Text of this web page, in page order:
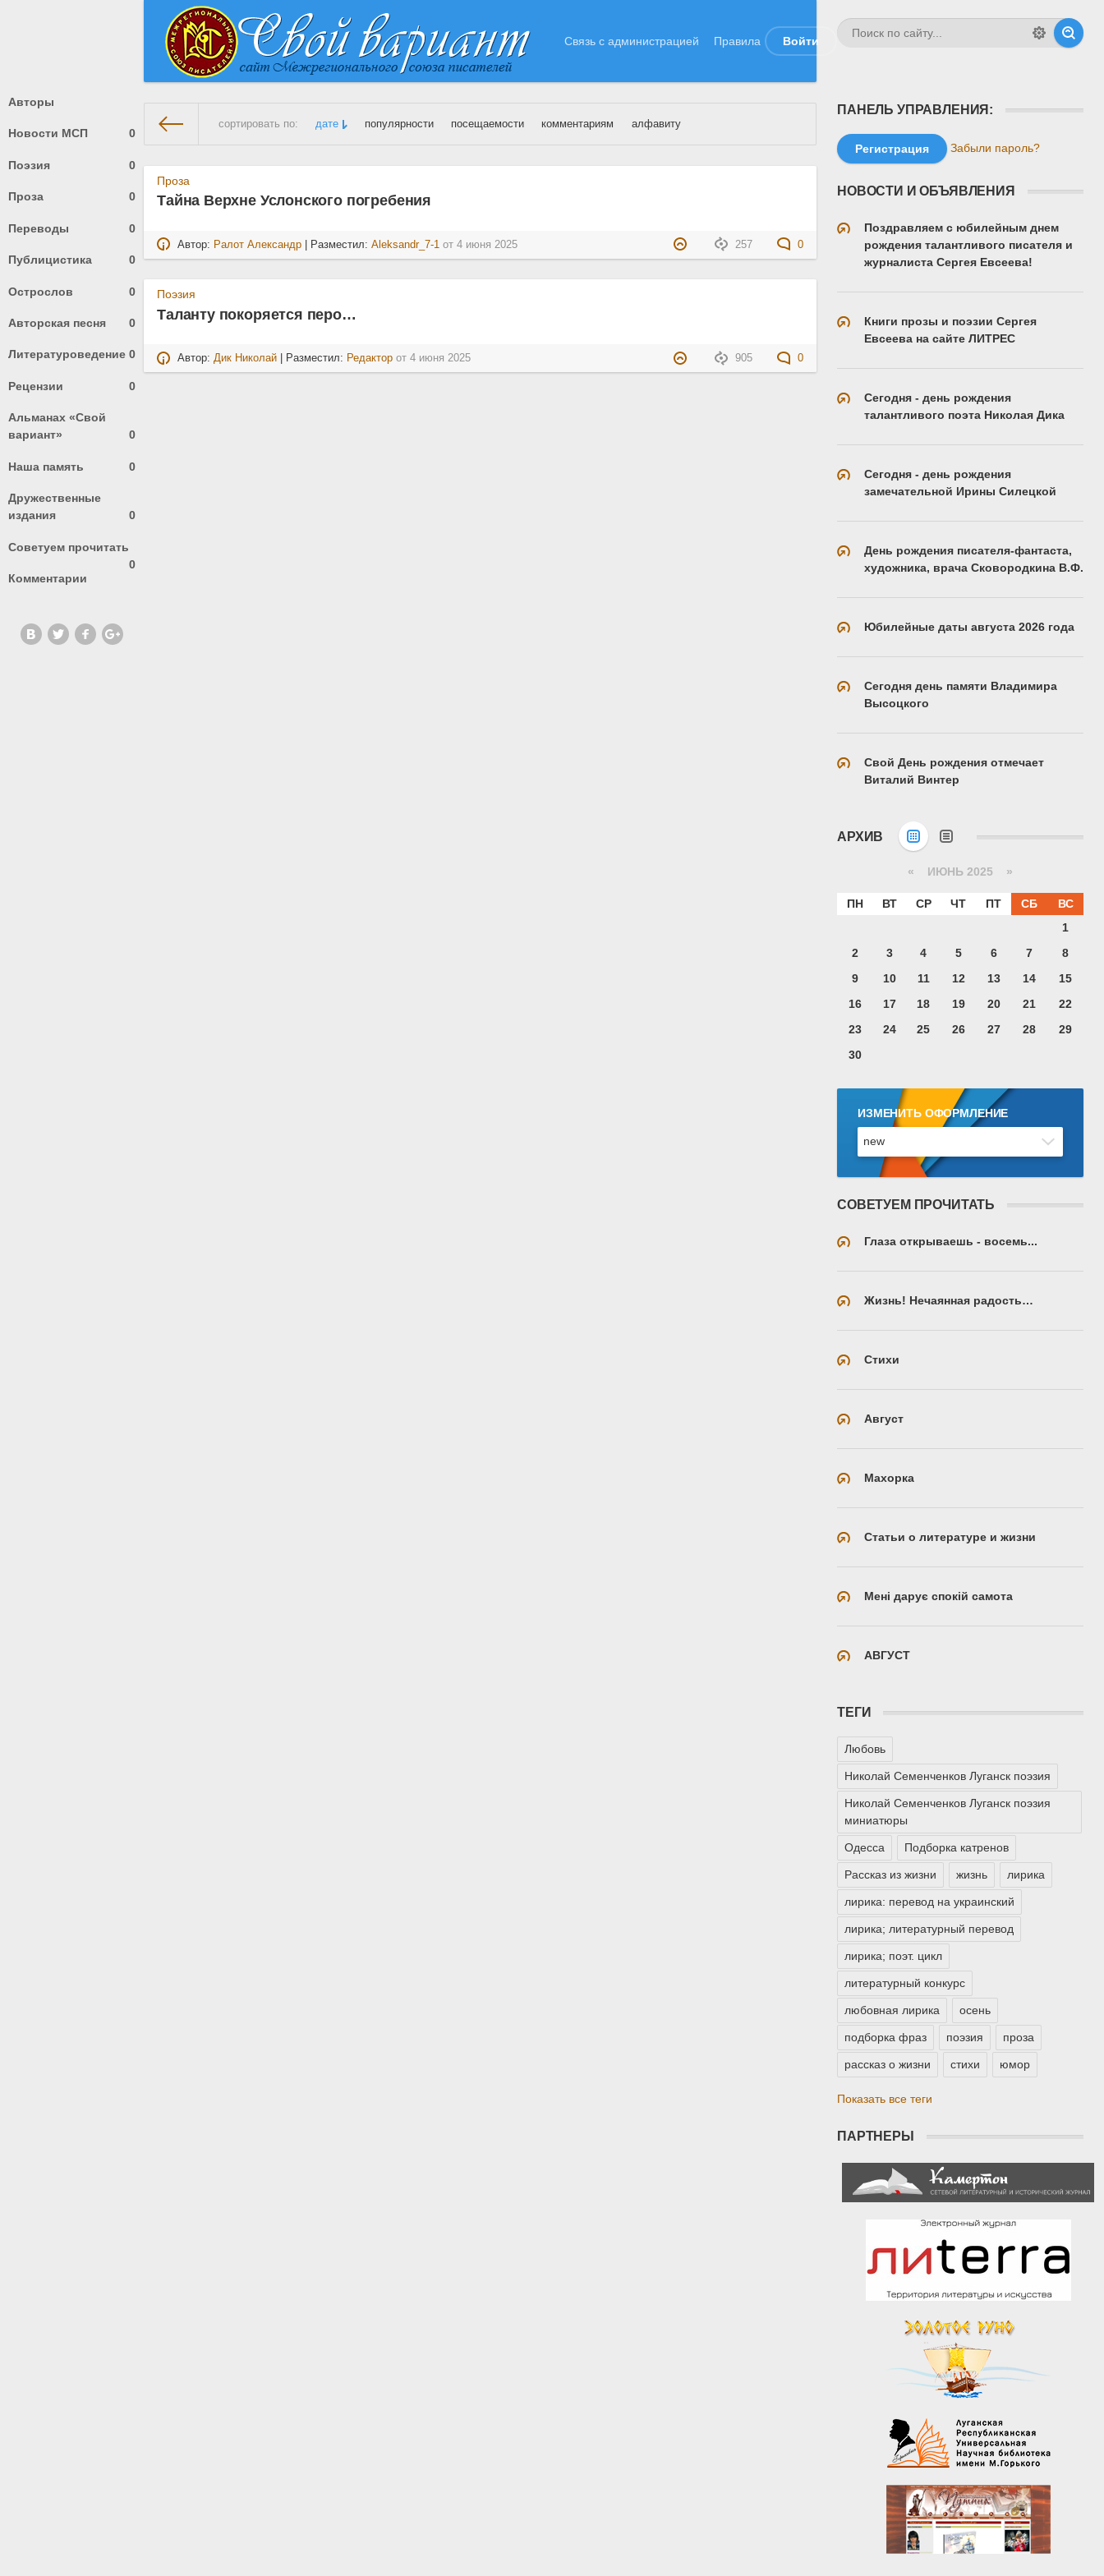
Связь с администрацией Правила Войти
Авторы
Новости МСП 0
Поэзия 0
Проза 0
Переводы 0
Публицистика 0
Острослов 0
Авторская песня 0
Литературоведение 0
Рецензии 0
Альманах «Свой
вариант»
0
Наша память 0
Дружественные
издания
0
Советуем прочитать
0
Комментарии
сортировать по: дате популярности посещаемости комментариям алфавиту
На главную» Материалы за 04.06.2025
Проза
Тайна Верхне Услонского погребения
257 0
Автор: Ралот Александр | Разместил:Aleksandr_7-1 от4 июня 2025
Поэзия
Таланту покоряется перо…
905 0
Автор:Дик Николай | Разместил: Редактор от4 июня 2025
ПАНЕЛЬ УПРАВЛЕНИЯ:
Регистрация Забыли пароль?
НОВОСТИ И ОБЪЯВЛЕНИЯ
Поздравляем с юбилейным днем
рождения талантливого писателя и
журналиста Сергея Евсеева!
Книги прозы и поэзии Сергея
Евсеева на сайте ЛИТРЕС
Сегодня - день рождения
талантливого поэта Николая Дика
Сегодня - день рождения
замечательной Ирины Силецкой
День рождения писателя-фантаста,
художника, врача Сковородкина В.Ф.
Юбилейные даты августа 2026 года
Сегодня день памяти Владимира
Высоцкого
Свой День рождения отмечает
Виталий Винтер
АРХИВ
« ИЮНЬ 2025 »
ПН ВТ СР ЧТ ПТ СБ
ВС
1
2
3 4 5 6 7
8
9
10 11 12 13 14
15
16
17 18 19 20 21
22
23
24 25 26 27 28
29
30
ИЗМЕНИТЬ ОФОРМЛЕНИЕ
СОВЕТУЕМ ПРОЧИТАТЬ
Глаза открываешь - восемь...
Жизнь! Нечаянная радость…
Стихи
Август
Махорка
Статьи о литературе и жизни
Мені дарує спокій самота
АВГУСТ
ТЕГИ
Любовь
Николай Семенченков Луганск поэзия
Николай Семенченков Луганск поэзия
миниатюры
Одесса Подборка катренов
Рассказ из жизни жизнь лирика
лирика: перевод на украинский
лирика; литературный перевод
лирика; поэт. цикл
литературный конкурс
любовная лирика осень
подборка фраз поэзия проза
рассказ о жизни стихи юмор
Показать все теги
ПАРТНЕРЫ